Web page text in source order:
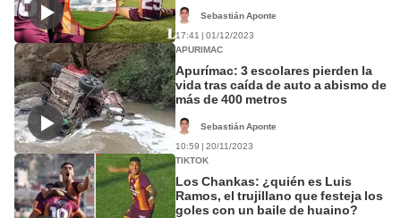
Sebastián Aponte
17:41 | 01/12/2023
APURIMAC
Apurímac: 3 escolares pierden la
vida tras caída de auto a abismo de
más de 400 metros
Sebastián Aponte
10:59 | 20/11/2023
TIKTOK
Los Chankas: ¿quién es Luis
Ramos, el trujillano que festeja los
goles con un baile de huaino?